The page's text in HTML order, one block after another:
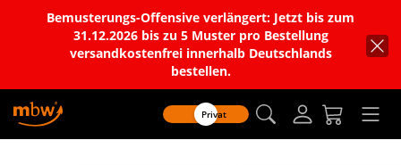
Bemusterungs-Offensive verlängert: Jetzt bis zum
31.12.2026 bis zu 5 Muster pro Bestellung
versandkostenfrei innerhalb Deutschlands
bestellen.
Privat